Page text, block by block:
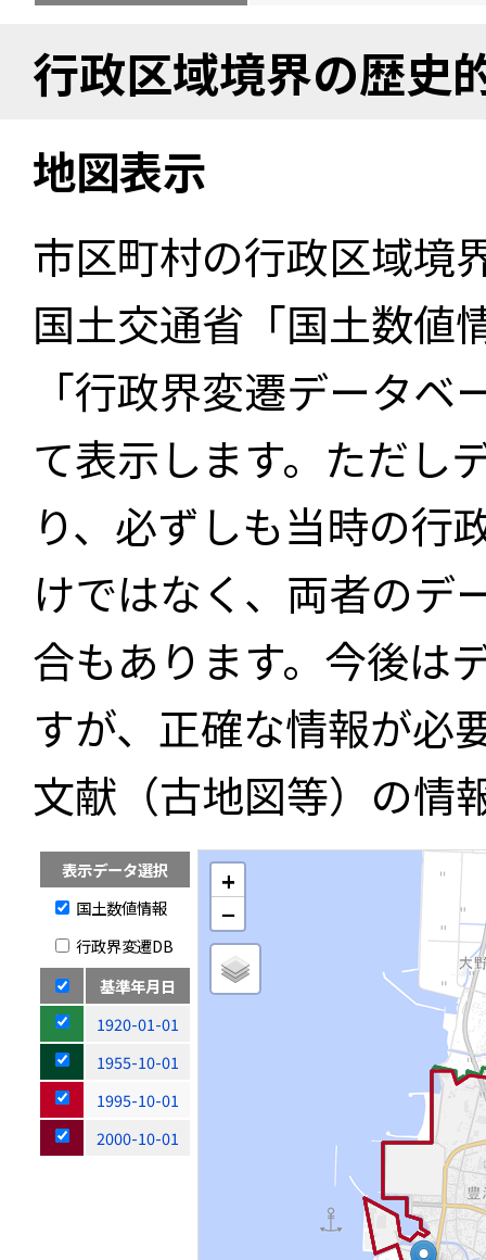
行政区域境界の歴史
地図表示
市区町村の行政区域境
国土交通省「国土数値
「行政界変遷データ
て表示します。ただし
り、必ずしも当時の行
けではなく、両者のデ
合もあります。今後は
すが、正確な情報が必
文献（古地図等）の情
表示データ選択
国土数値情報
行政界変遷DB
基準年月日
1920-01-01
1955-10-01
1995-10-01
2000-10-01
+
−